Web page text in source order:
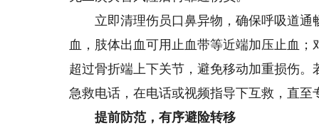
立即清理伤员口鼻异物，确保呼吸道通
血，肢体出血可用止血带等近端加压止血
超过骨折端上下关节，避免移动加重损伤
急救电话，在电话或视频指导下互救，直至
提前防范，有序避险转移